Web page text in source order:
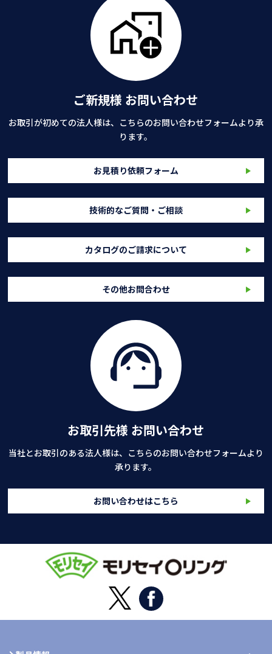
ご新規様 お問い合わせ
お取引が初めての法人様は、こちらのお問い合わせフォームより承
ります。
お見積り依頼フォーム
技術的なご質問・ご相談
カタログのご請求について
その他お問合わせ
お取引先様 お問い合わせ
当社とお取引のある法人様は、こちらのお問い合わせフォームより
承ります。
お問い合わせはこちら